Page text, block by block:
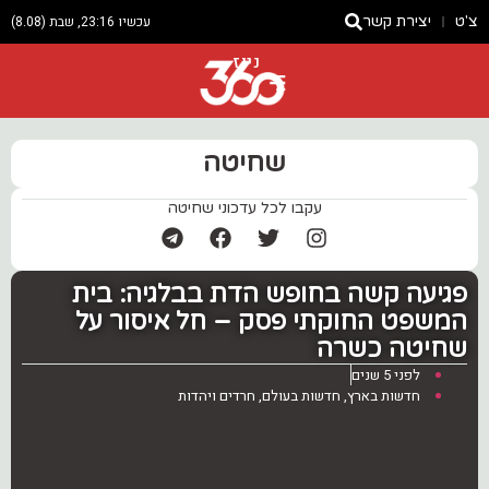
צ'ט יצירת קשר עכשיו 23:16, שבת (8.08)
ניוז
שחיטה
עקבו לכל עדכוני שחיטה
פגיעה קשה בחופש הדת בבלגיה: בית
המשפט החוקתי פסק – חל איסור על
שחיטה כשרה
לפני 5 שנים
חדשות בארץ, חדשות בעולם, חרדים ויהדות